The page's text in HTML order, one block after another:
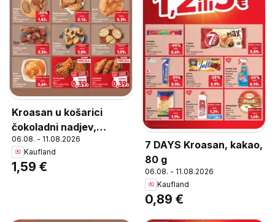
Kroasan u košarici
čokoladni nadjev,
Kroasan u košarici
čokoladni nadjev 73 g
06.08. - 11.08.2026
Kaufland
1,59 €
7 DAYS Kroasan, kakao,
80 g
06.08. - 11.08.2026
Kaufland
0,89 €